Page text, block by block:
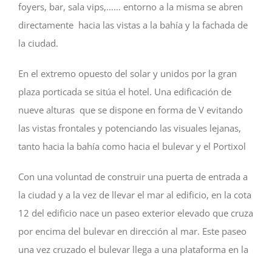
foyers, bar, sala vips,…… entorno a la misma se abren
directamente hacia las vistas a la bahía y la fachada de
la ciudad.
En el extremo opuesto del solar y unidos por la gran
plaza porticada se sitúa el hotel. Una edificación de
nueve alturas que se dispone en forma de V evitando
las vistas frontales y potenciando las visuales lejanas,
tanto hacia la bahía como hacia el bulevar y el Portixol
Con una voluntad de construir una puerta de entrada a
la ciudad y a la vez de llevar el mar al edificio, en la cota
12 del edificio nace un paseo exterior elevado que cruza
por encima del bulevar en dirección al mar. Este paseo
una vez cruzado el bulevar llega a una plataforma en la